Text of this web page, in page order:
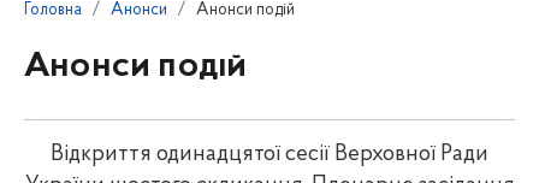
Головна Анонси Анонси подій
Анонси подій
Відкриття одинадцятої сесії Верховної Ради